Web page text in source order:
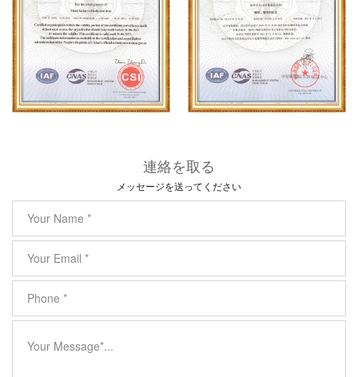
連絡を取る
メッセージを送ってください